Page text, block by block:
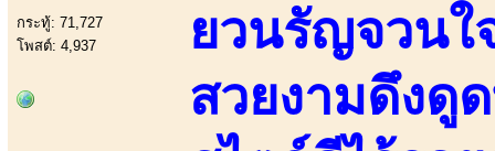
กระทู้: 71,727
โพสต์: 4,937
ยวนรัญจวนใ
สวยงามดึงดู